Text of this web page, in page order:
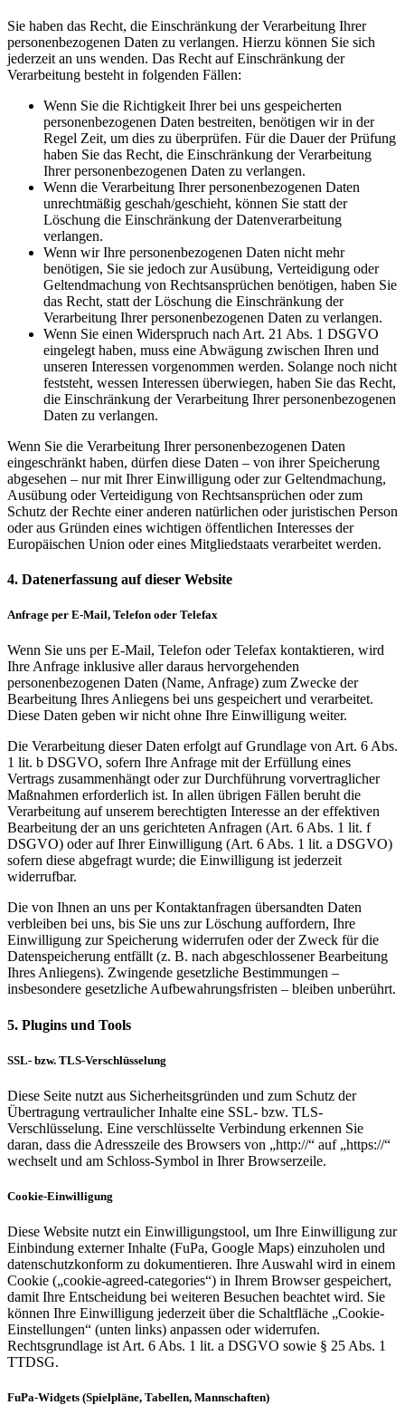
Sie haben das Recht, die Einschränkung der Verarbeitung Ihrer
personenbezogenen Daten zu verlangen. Hierzu können Sie sich
jederzeit an uns wenden. Das Recht auf Einschränkung der
Verarbeitung besteht in folgenden Fällen:
Wenn Sie die Richtigkeit Ihrer bei uns gespeicherten
personenbezogenen Daten bestreiten, benötigen wir in der
Regel Zeit, um dies zu überprüfen. Für die Dauer der Prüfung
haben Sie das Recht, die Einschränkung der Verarbeitung
Ihrer personenbezogenen Daten zu verlangen.
Wenn die Verarbeitung Ihrer personenbezogenen Daten
unrechtmäßig geschah/geschieht, können Sie statt der
Löschung die Einschränkung der Datenverarbeitung
verlangen.
Wenn wir Ihre personenbezogenen Daten nicht mehr
benötigen, Sie sie jedoch zur Ausübung, Verteidigung oder
Geltendmachung von Rechtsansprüchen benötigen, haben Sie
das Recht, statt der Löschung die Einschränkung der
Verarbeitung Ihrer personenbezogenen Daten zu verlangen.
Wenn Sie einen Widerspruch nach Art. 21 Abs. 1 DSGVO
eingelegt haben, muss eine Abwägung zwischen Ihren und
unseren Interessen vorgenommen werden. Solange noch nicht
feststeht, wessen Interessen überwiegen, haben Sie das Recht,
die Einschränkung der Verarbeitung Ihrer personenbezogenen
Daten zu verlangen.
Wenn Sie die Verarbeitung Ihrer personenbezogenen Daten
eingeschränkt haben, dürfen diese Daten – von ihrer Speicherung
abgesehen – nur mit Ihrer Einwilligung oder zur Geltendmachung,
Ausübung oder Verteidigung von Rechtsansprüchen oder zum
Schutz der Rechte einer anderen natürlichen oder juristischen Person
oder aus Gründen eines wichtigen öffentlichen Interesses der
Europäischen Union oder eines Mitgliedstaats verarbeitet werden.
4. Datenerfassung auf dieser Website
Anfrage per E-Mail, Telefon oder Telefax
Wenn Sie uns per E-Mail, Telefon oder Telefax kontaktieren, wird
Ihre Anfrage inklusive aller daraus hervorgehenden
personenbezogenen Daten (Name, Anfrage) zum Zwecke der
Bearbeitung Ihres Anliegens bei uns gespeichert und verarbeitet.
Diese Daten geben wir nicht ohne Ihre Einwilligung weiter.
Die Verarbeitung dieser Daten erfolgt auf Grundlage von Art. 6 Abs.
1 lit. b DSGVO, sofern Ihre Anfrage mit der Erfüllung eines
Vertrags zusammenhängt oder zur Durchführung vorvertraglicher
Maßnahmen erforderlich ist. In allen übrigen Fällen beruht die
Verarbeitung auf unserem berechtigten Interesse an der effektiven
Bearbeitung der an uns gerichteten Anfragen (Art. 6 Abs. 1 lit. f
DSGVO) oder auf Ihrer Einwilligung (Art. 6 Abs. 1 lit. a DSGVO)
sofern diese abgefragt wurde; die Einwilligung ist jederzeit
widerrufbar.
Die von Ihnen an uns per Kontaktanfragen übersandten Daten
verbleiben bei uns, bis Sie uns zur Löschung auffordern, Ihre
Einwilligung zur Speicherung widerrufen oder der Zweck für die
Datenspeicherung entfällt (z. B. nach abgeschlossener Bearbeitung
Ihres Anliegens). Zwingende gesetzliche Bestimmungen –
insbesondere gesetzliche Aufbewahrungsfristen – bleiben unberührt.
5. Plugins und Tools
SSL- bzw. TLS-Verschlüsselung
Diese Seite nutzt aus Sicherheitsgründen und zum Schutz der
Übertragung vertraulicher Inhalte eine SSL- bzw. TLS-
Verschlüsselung. Eine verschlüsselte Verbindung erkennen Sie
daran, dass die Adresszeile des Browsers von „http://“ auf „https://“
wechselt und am Schloss-Symbol in Ihrer Browserzeile.
Cookie-Einwilligung
Diese Website nutzt ein Einwilligungstool, um Ihre Einwilligung zur
Einbindung externer Inhalte (FuPa, Google Maps) einzuholen und
datenschutzkonform zu dokumentieren. Ihre Auswahl wird in einem
Cookie („cookie-agreed-categories“) in Ihrem Browser gespeichert,
damit Ihre Entscheidung bei weiteren Besuchen beachtet wird. Sie
können Ihre Einwilligung jederzeit über die Schaltfläche „Cookie-
Einstellungen“ (unten links) anpassen oder widerrufen.
Rechtsgrundlage ist Art. 6 Abs. 1 lit. a DSGVO sowie § 25 Abs. 1
TTDSG.
FuPa-Widgets (Spielpläne, Tabellen, Mannschaften)